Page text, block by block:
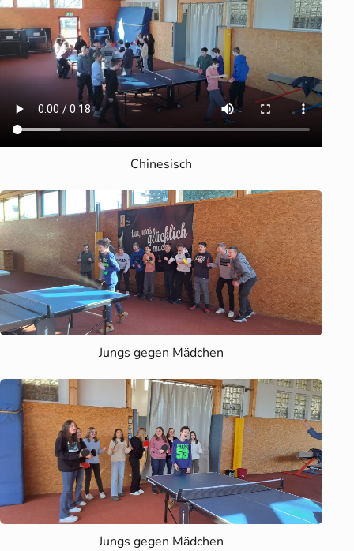
Chinesisch
Jungs gegen Mädchen
Jungs gegen Mädchen